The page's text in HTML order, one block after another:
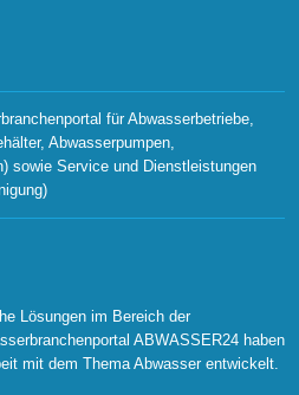
für Abwasserbetriebe,
Abwasserpumpen,
sowie Service und Dienstleistungen
Lösungen im Bereich der
ABWASSER24 haben
mit dem Thema Abwasser entwickelt.